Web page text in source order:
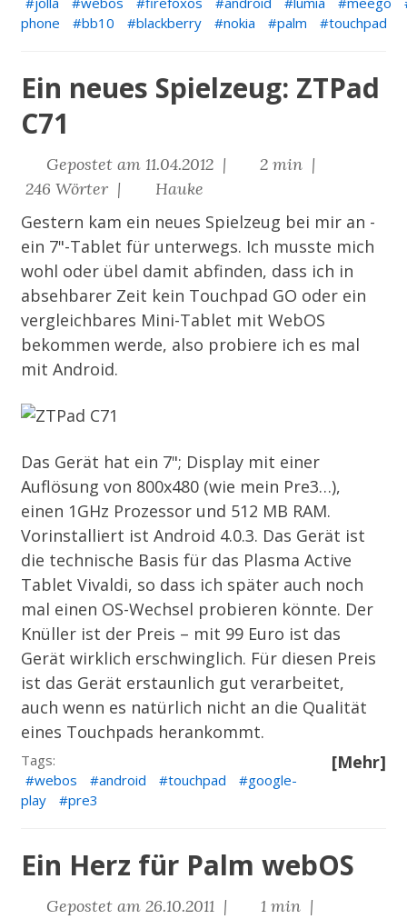
phone
bb10 blackberry nokia palm touchpad
Ein neues Spielzeug: ZTPad
C71
Gepostet am 11.04.2012 |
2 min |
246 Wörter |
Hauke
Gestern kam ein neues Spielzeug bei mir an -
ein 7"-Tablet für unterwegs. Ich musste mich
wohl oder übel damit abfinden, dass ich in
absehbarer Zeit kein Touchpad GO oder ein
vergleichbares Mini-Tablet mit WebOS
bekommen werde, also probiere ich es mal
mit Android.
Das Gerät hat ein 7"; Display mit einer
Auflösung von 800x480 (wie mein Pre3…),
einen 1GHz Prozessor und 512 MB RAM.
Vorinstalliert ist Android 4.0.3. Das Gerät ist
die technische Basis für das Plasma Active
TabletVivaldi, so dass ich später auch noch
mal einen OS-Wechsel probieren könnte. Der
Knüller ist der Preis – mit 99 Euro ist das
Gerät wirklich erschwinglich. Für diesen Preis
ist das Gerät erstaunlich gut verarbeitet,
auch wenn es natürlich nicht an die Qualität
eines Touchpads herankommt.
[Mehr]
Tags:
webos
android touchpad
google-
play
pre3
Ein Herz für Palm webOS
Gepostet am 26.10.2011 | 1 min |